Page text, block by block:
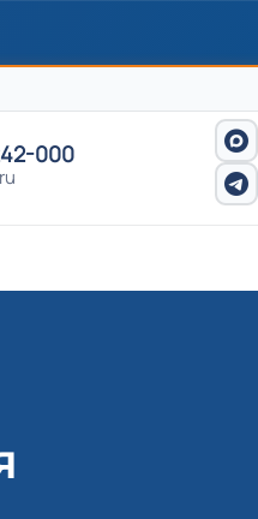
000